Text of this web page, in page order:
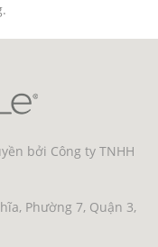
bởi Công ty TNHH
Phường 7, Quận 3,